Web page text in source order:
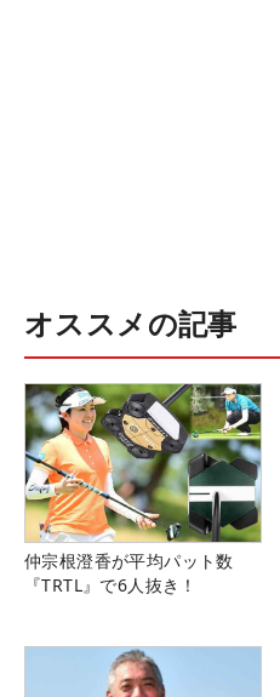
オススメの記事
仲宗根澄香が平均パット数
『TRTL』で6人抜き！